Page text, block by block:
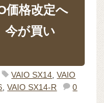
価格改定へ
今が買い
VAIO SX14 ,VAIO
,VAIO SX14-R
0